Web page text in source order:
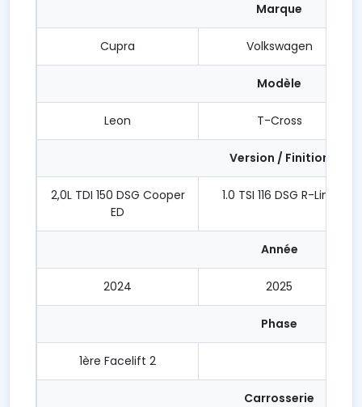
Marque
Cupra Volkswagen
Modèle
Leon T-Cross
Version / Finition
2,0L TDI 150 DSG Cooper
ED
1.0 TSI 116 DSG R-Line
Année
2024 2025
Phase
1ère Facelift 2
Carrosserie